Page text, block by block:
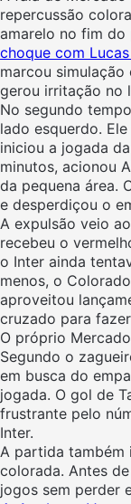
repercussão
amarelo no fim
choque com
marcou
gerou irritação no
No segundo
lado esquerdo.
iniciou a jogada
minutos, acionou
da pequena área.
e desperdiçou o
A expulsão veio
recebeu o
o Inter ainda
menos, o
aproveitou
cruzado para
O próprio
Segundo o
em busca do
jogada. O gol de
frustrante pelo
Inter.
A partida também
colorada. Antes
jogos sem perder